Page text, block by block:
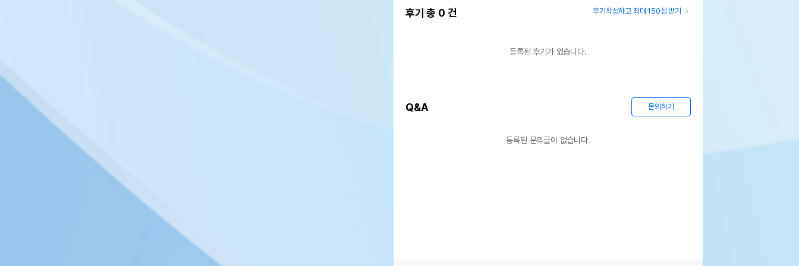
후기 총 0 건 후기작성하고 최대 150점 받기
등록된 후기가 없습니다.
Q&A 문의하기
등록된 문의글이 없습니다.